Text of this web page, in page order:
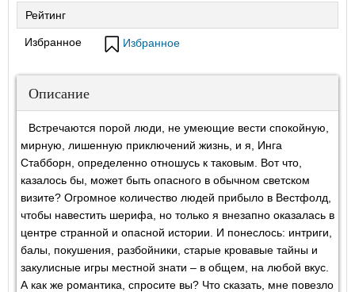
Рейтинг
Избранное Избранное
Описание
Встречаются порой люди, не умеющие вести спокойную,
мирную, лишенную приключений жизнь, и я, Инга
Стабборн, определенно отношусь к таковым. Вот что,
казалось бы, может быть опасного в обычном светском
визите? Огромное количество людей прибыло в Вестфолд,
чтобы навестить шерифа, но только я внезапно оказалась в
центре странной и опасной истории. И понеслось: интриги,
балы, покушения, разбойники, старые кровавые тайны и
закулисные игры местной знати – в общем, на любой вкус.
А как же романтика, спросите вы? Что сказать, мне повезло